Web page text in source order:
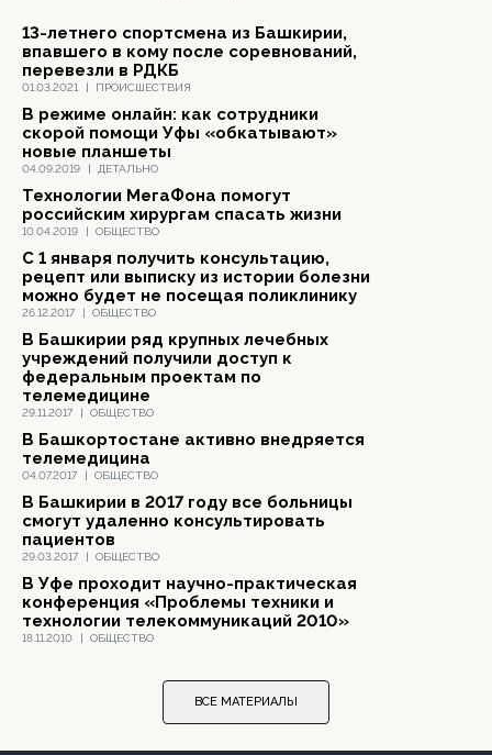
01.03.2021 | ПРОИСШЕСТВИЯ
13-летнего спортсмена из Башкирии,
впавшего в кому после соревнований,
перевезли в РДКБ
04.09.2019 | ДЕТАЛЬНО
В режиме онлайн: как сотрудники
скорой помощи Уфы «обкатывают»
новые планшеты
10.04.2019 | ОБЩЕСТВО
Технологии МегаФона помогут
российским хирургам спасать жизни
26.12.2017 | ОБЩЕСТВО
С 1 января получить консультацию,
рецепт или выписку из истории болезни
можно будет не посещая поликлинику
29.11.2017 | ОБЩЕСТВО
В Башкирии ряд крупных лечебных
учреждений получили доступ к
федеральным проектам по
телемедицине
04.07.2017 | ОБЩЕСТВО
В Башкортостане активно внедряется
телемедицина
29.03.2017 | ОБЩЕСТВО
В Башкирии в 2017 году все больницы
смогут удаленно консультировать
пациентов
18.11.2010 | ОБЩЕСТВО
В Уфе проходит научно-практическая
конференция «Проблемы техники и
технологии телекоммуникаций 2010»
ВСЕ МАТЕРИАЛЫ